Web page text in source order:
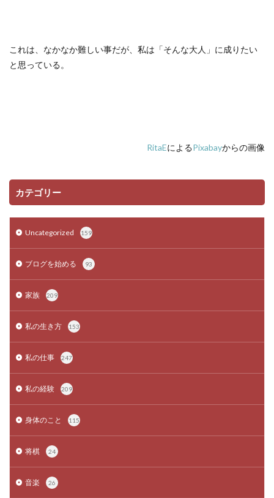
これは、なかなか難しい事だが、私は「そんな大人」に成りたい
と思っている。
RitaEによるPixabayからの画像
カテゴリー
Uncategorized 159
ブログを始める 93
家族 209
私の生き方 153
私の仕事 247
私の経験 209
身体のこと 115
将棋 24
音楽 26